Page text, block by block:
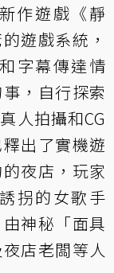
作遊戲《靜
遊戲系統，
字幕傳達情
，自行探索
人拍攝和CG
出了實機遊
夜店，玩家
拐的女歌手
神秘「面具
店老闆等人